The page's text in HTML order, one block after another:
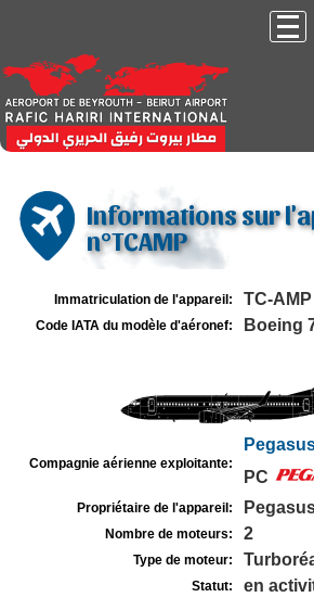
Informations sur
n°TCAMP
Immatriculation de l'appareil: TC-AMP
Code IATA du modèle d'aéronef: Boeing
Compagnie aérienne exploitante:
PC
Propriétaire de l'appareil:
Nombre de moteurs: 2
Type de moteur:
Statut: en